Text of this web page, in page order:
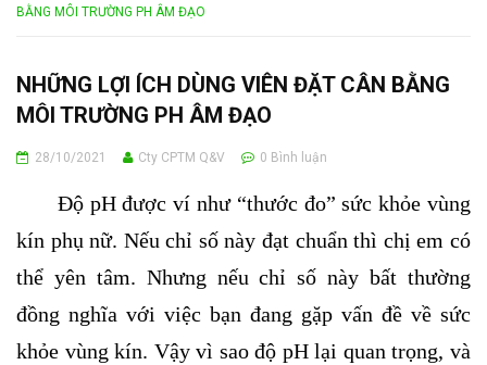
BẰNG MÔI TRƯỜNG PH ÂM ĐẠO
NHỮNG LỢI ÍCH DÙNG VIÊN ĐẶT CÂN BẰNG
MÔI TRƯỜNG PH ÂM ĐẠO
28/10/2021 Cty CPTM Q&V 0 Bình luận
Độ pH được ví như “thước đo” sức khỏe vùng
kín phụ nữ. Nếu chỉ số này đạt chuẩn thì chị em có
thể yên tâm. Nhưng nếu chỉ số này bất thường
đồng nghĩa với việc bạn đang gặp vấn đề về sức
khỏe vùng kín. Vậy vì sao độ pH lại quan trọng, và